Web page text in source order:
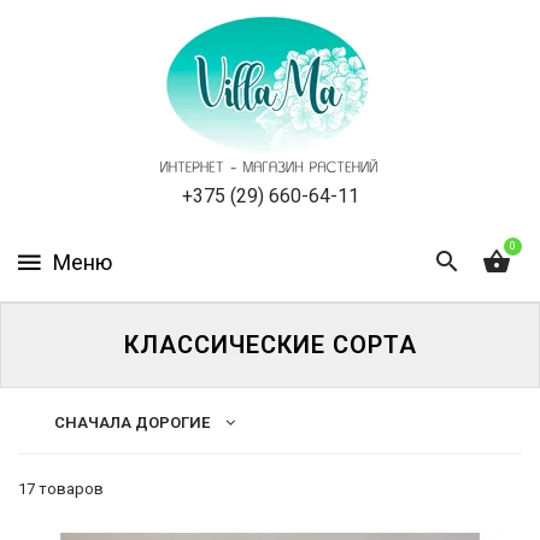
+375 (29) 660-64-11
0
НОВОСТИ,
АКЦИИ
КЛАССИЧЕСКИЕ СОРТА
СНАЧАЛА ДОРОГИЕ
17 товаров